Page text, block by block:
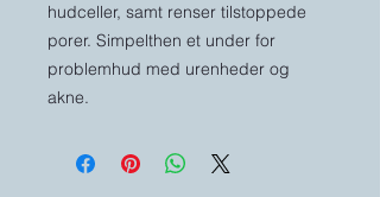
hudceller, samt renser tilstoppede
porer. Simpelthen et under for
problemhud med urenheder og
akne.